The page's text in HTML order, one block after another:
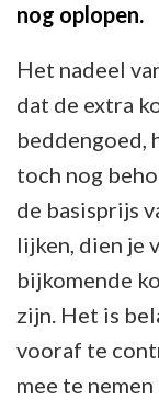
nog oplopen.
Het nadeel
dat de extra
beddengoed,
toch nog
de basisprijs
lijken, dien je
bijkomende
zijn. Het is
vooraf te
mee te